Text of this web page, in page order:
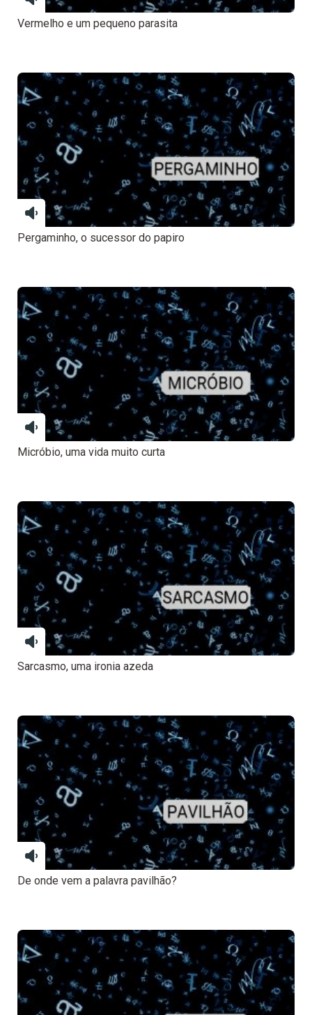
Vermelho e um pequeno parasita
Pergaminho, o sucessor do papiro
Micróbio, uma vida muito curta
Sarcasmo, uma ironia azeda
De onde vem a palavra pavilhão?